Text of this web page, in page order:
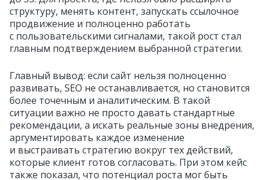
структуру, менять контент, запускать ссылочное
продвижение и полноценно работать
с пользовательскими сигналами, такой рост стал
главным подтверждением выбранной стратегии.
Главный вывод: если сайт нельзя полноценно
развивать, SEO не останавливается, но становится
более точечным и аналитическим. В такой
ситуации важно не просто давать стандартные
рекомендации, а искать реальные зоны внедрения,
аргументировать каждое изменение
и выстраивать стратегию вокруг тех действий,
которые клиент готов согласовать. При этом кейс
также показал, что потенциал роста мог быть